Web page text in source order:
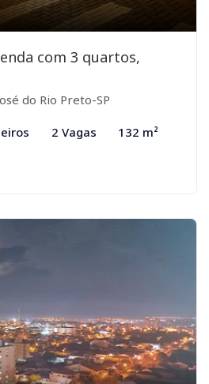
com 3 quartos,
do Rio Preto-SP
2 Vagas 132 m²